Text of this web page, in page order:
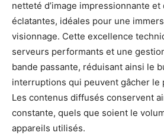
netteté d’image impressionnante
éclatantes, idéales pour une
visionnage. Cette excellence
serveurs performants et une
bande passante, réduisant ainsi le
interruptions qui peuvent gâcher le
Les contenus diffusés conservent
constante, quels que soient le
appareils utilisés.